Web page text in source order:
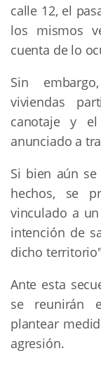
calle 12, el
los mismos
cuenta de lo
Sin
viviendas
canotaje y
anunciado a
Si bien aún
hechos, se
vinculado a
intención de
dicho
Ante esta
se reunirán
plantear
agresión.